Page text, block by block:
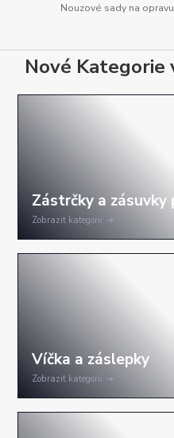
Nouzové sady na
Nové Kategorie
Zobrazit kategorii
Zobrazit kategorii